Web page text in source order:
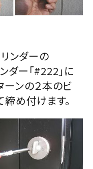
ンダーの
ダー「#222」に
ーンの２本のビ
め付けます。